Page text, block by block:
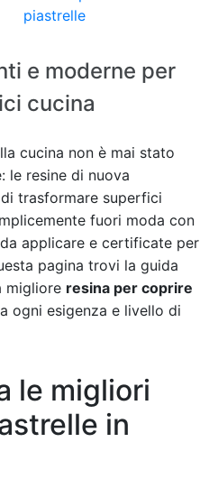
e moderne per
cucina
cucina non è mai stato
le resine di nuova
trasformare superfici
fuori moda con
applicare e certificate per
pagina trovi la guida
migliore resina per coprire
ogni esigenza e livello di
le migliori
in